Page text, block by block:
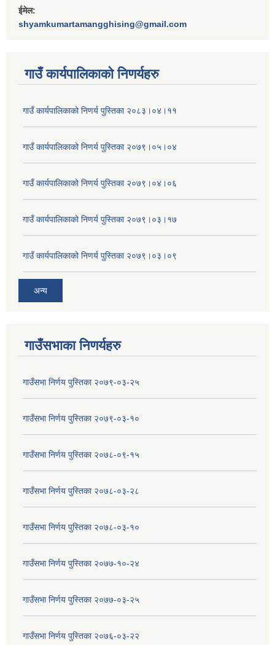
ईमेल:
shyamkumartamangghising@gmail.com
गाउँ कार्यपालिकाकाे निणर्यहरु
गाउँ कार्यपालिकाको निणर्य पुस्तिका २०८३।०४।११
गाउँ कार्यपालिकाको निणर्य पुस्तिका २०७९।०५।०४
गाउँ कार्यपालिकाको निणर्य पुस्तिका २०७९।०४।०६
गाउँ कार्यपालिकाको निणर्य पुस्तिका २०७९।०३।१७
गाउँ कार्यपालिकाको निणर्य पुस्तिका २०७९।०३।०९
अन्य
गाउँसभाका निणर्यहरु
गाउँसभा निर्णय पुस्तिका २०७९-०३-२५
गाउँसभा निर्णय पुस्तिका २०७९-०३-१०
गाउँसभा निर्णय पुस्तिका २०७८-०९-१५
गाउँसभा निर्णय पुस्तिका २०७८-०३-२८
गाउँसभा निर्णय पुस्तिका २०७८-०३-१०
गाउँसभा निर्णय पुस्तिका २०७७-१०-२४
गाउँसभा निर्णय पुस्तिका २०७७-०३-२५
गाउँसभा निर्णय पुस्तिका २०७६-०३-२२